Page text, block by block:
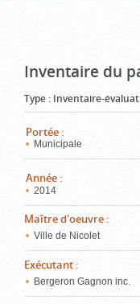
Inventaire du
Type : Inventaire-
Portée :
Municipale
Année :
2014
Maître d'oeuvre :
Ville de Nicolet
Exécutant :
Bergeron Gagnon inc.